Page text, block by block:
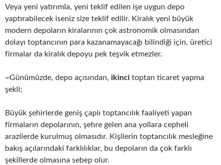
Veya yeni yatırımla, yeni teklif edilen işe uygun depo
yaptırabilecek iseniz size teklif edilir. Kiralık yeni büyük
modern depoların kiralarının çok astronomik olmasından
dolayı toptancının para kazanamayacağı bilindiği için, üretici
firmalar da kiralık depoyu pek teşvik etmezler.
–Günümüzde, depo açısından, ikinci toptan ticaret yapma
şekli;
Büyük şehirlerde geniş çaplı toptancılık faaliyeti yapan
firmaların depolarının, şehre gelen ana yollara cepheli
arazilerde kurulmuş olmasıdır. Kişilerin toptancılık mesleğine
bakış açılarındaki farklılıklar, bu depoların da çok farklı
şekillerde olmasına sebep olur.